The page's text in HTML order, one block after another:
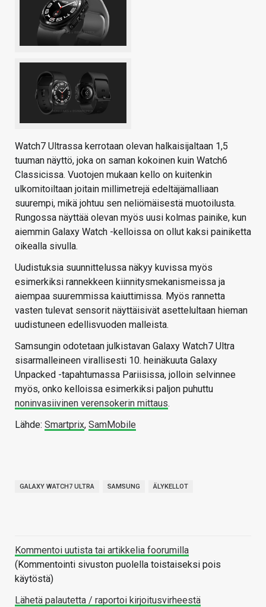
Watch7 Ultrassa kerrotaan olevan halkaisijaltaan 1,5
tuuman näyttö, joka on saman kokoinen kuin Watch6
Classicissa. Vuotojen mukaan kello on kuitenkin
ulkomitoiltaan joitain millimetrejä edeltäjämalliaan
suurempi, mikä johtuu sen neliömäisestä muotoilusta.
Rungossa näyttää olevan myös uusi kolmas painike, kun
aiemmin Galaxy Watch -kelloissa on ollut kaksi painiketta
oikealla sivulla.
Uudistuksia suunnittelussa näkyy kuvissa myös
esimerkiksi rannekkeen kiinnitysmekanismeissa ja
aiempaa suuremmissa kaiuttimissa. Myös rannetta
vasten tulevat sensorit näyttäisivät asettelultaan hieman
uudistuneen edellisvuoden malleista.
Samsungin odotetaan julkistavan Galaxy Watch7 Ultra
sisarmalleineen virallisesti 10. heinäkuuta Galaxy
Unpacked -tapahtumassa Pariisissa, jolloin selvinnee
myös, onko kelloissa esimerkiksi paljon puhuttu
noninvasiivinen verensokerin mittaus.
Lähde: Smartprix, SamMobile
GALAXY WATCH7 ULTRA SAMSUNG ÄLYKELLOT
Kommentoi uutista tai artikkelia foorumilla
(Kommentointi sivuston puolella toistaiseksi pois
käytöstä)
Lähetä palautetta / raportoi kirjoitusvirheestä